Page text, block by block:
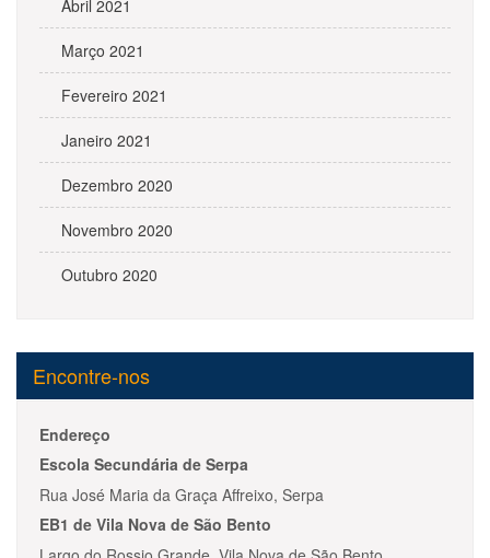
Abril 2021
Março 2021
Fevereiro 2021
Janeiro 2021
Dezembro 2020
Novembro 2020
Outubro 2020
Encontre-nos
Endereço
Escola Secundária de Serpa
Rua José Maria da Graça Affreixo, Serpa
EB1 de Vila Nova de São Bento